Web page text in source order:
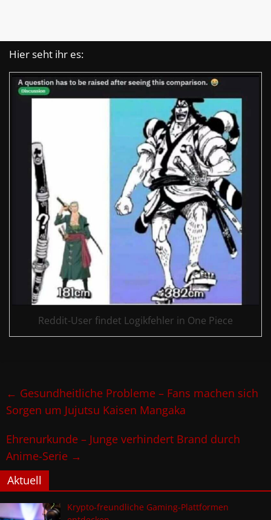
Hier seht ihr es:
Reddit-User findet Logikfehler in One Piece
← Gesundheitliche Probleme – Fans machen sich
Sorgen um Jujutsu Kaisen Mangaka
Ehrenurkunde – Junge verhindert Brand durch
Anime-Serie →
Aktuell
Krypto-freundliche Gaming-Plattformen